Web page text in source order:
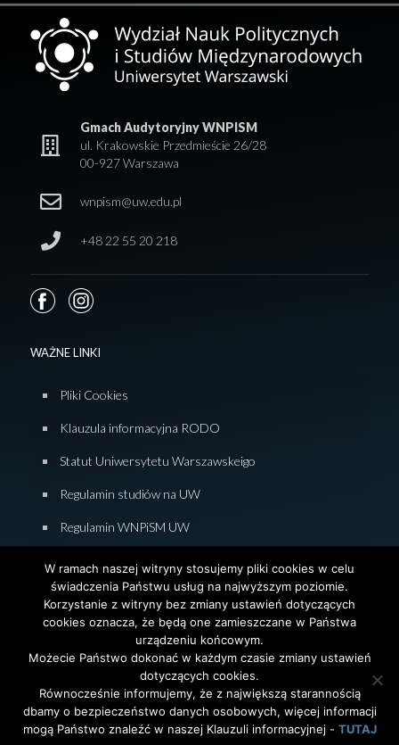
Gmach Audytoryjny WNPISM
ul. Krakowskie Przedmieście 26/28
00-927 Warszawa
wnpism@uw.edu.pl
+48 22 55 20 218
WAŻNE LINKI
Pliki Cookies
Klauzula informacyjna RODO
Statut Uniwersytetu Warszawskeigo
Regulamin studiów na UW
Regulamin WNPiSM UW
Deklaracja dostępności WNPiSM
© 2026 Wydział Nauk Politycznych i Studiów
Międzynarodowych. Uniwersytet Warszawski. All Rights
Reserved. Projekt i realizacja stronyAgencjaInterAktywni
W ramach naszej witryny stosujemy pliki cookies w celu
świadczenia Państwu usług na najwyższym poziomie.
Korzystanie z witryny bez zmiany ustawień dotyczących
cookies oznacza, że będą one zamieszczane w Państwa
urządzeniu końcowym.
Możecie Państwo dokonać w każdym czasie zmiany ustawień
dotyczących cookies.
Równocześnie informujemy, że z największą starannością
dbamy o bezpieczeństwo danych osobowych, więcej informacji
mogą Państwo znaleźć w naszej Klauzuli informacyjnej - TUTAJ